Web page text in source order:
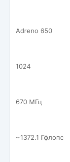
Adreno 650
1024
670 МГц
~1372.1 Гфлопс